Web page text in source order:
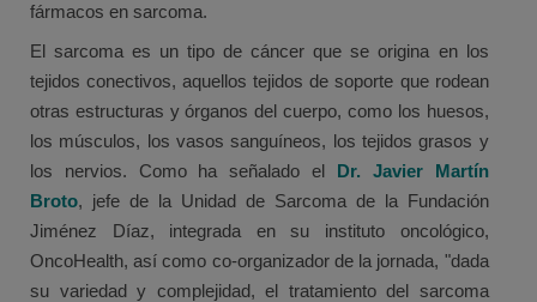
fármacos en sarcoma.
El sarcoma es un tipo de cáncer que se origina en los
tejidos conectivos, aquellos tejidos de soporte que rodean
otras estructuras y órganos del cuerpo, como los huesos,
los músculos, los vasos sanguíneos, los tejidos grasos y
los nervios. Como ha señalado el Dr. Javier Martín
Broto, jefe de la Unidad de Sarcoma de la Fundación
Jiménez Díaz, integrada en su instituto oncológico,
OncoHealth, así como co-organizador de la jornada, "dada
su variedad y complejidad, el tratamiento del sarcoma